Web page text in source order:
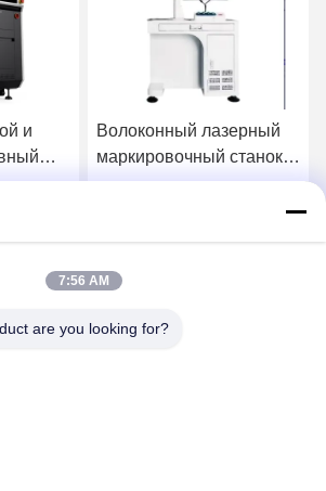
и
Волоконный лазерный
маркировочный станок
серии YS-FL
7:56 AM
are you looking for?